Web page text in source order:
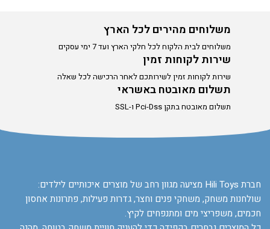
משלוחים מהירים לכל הארץ
משלוחים לבית הלקוח לכל חלקי הארץ ועד 7 ימי עסקים
שירות לקוחות זמין
שירות לקוחות זמין לשירותכם לאחר הרכישה לכל שאלה
תשלום מאובטח באשראי
תשלום מאובטח בתקן Pci-Dss ו-SSL
חברת Hili Toys מציעה מגוון רחב של מוצרים איכותיים לילדים:
שולחנות משחק, משחקי פנים וחצר, גדרות פעילות, פתרונות אחסון
חכמים, משפריצי מים ומתנפחים לקיץ.